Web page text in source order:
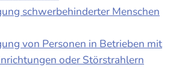
schwerbehinderter Menschen
von Personen in Betrieben mit
oder Störstrahlern